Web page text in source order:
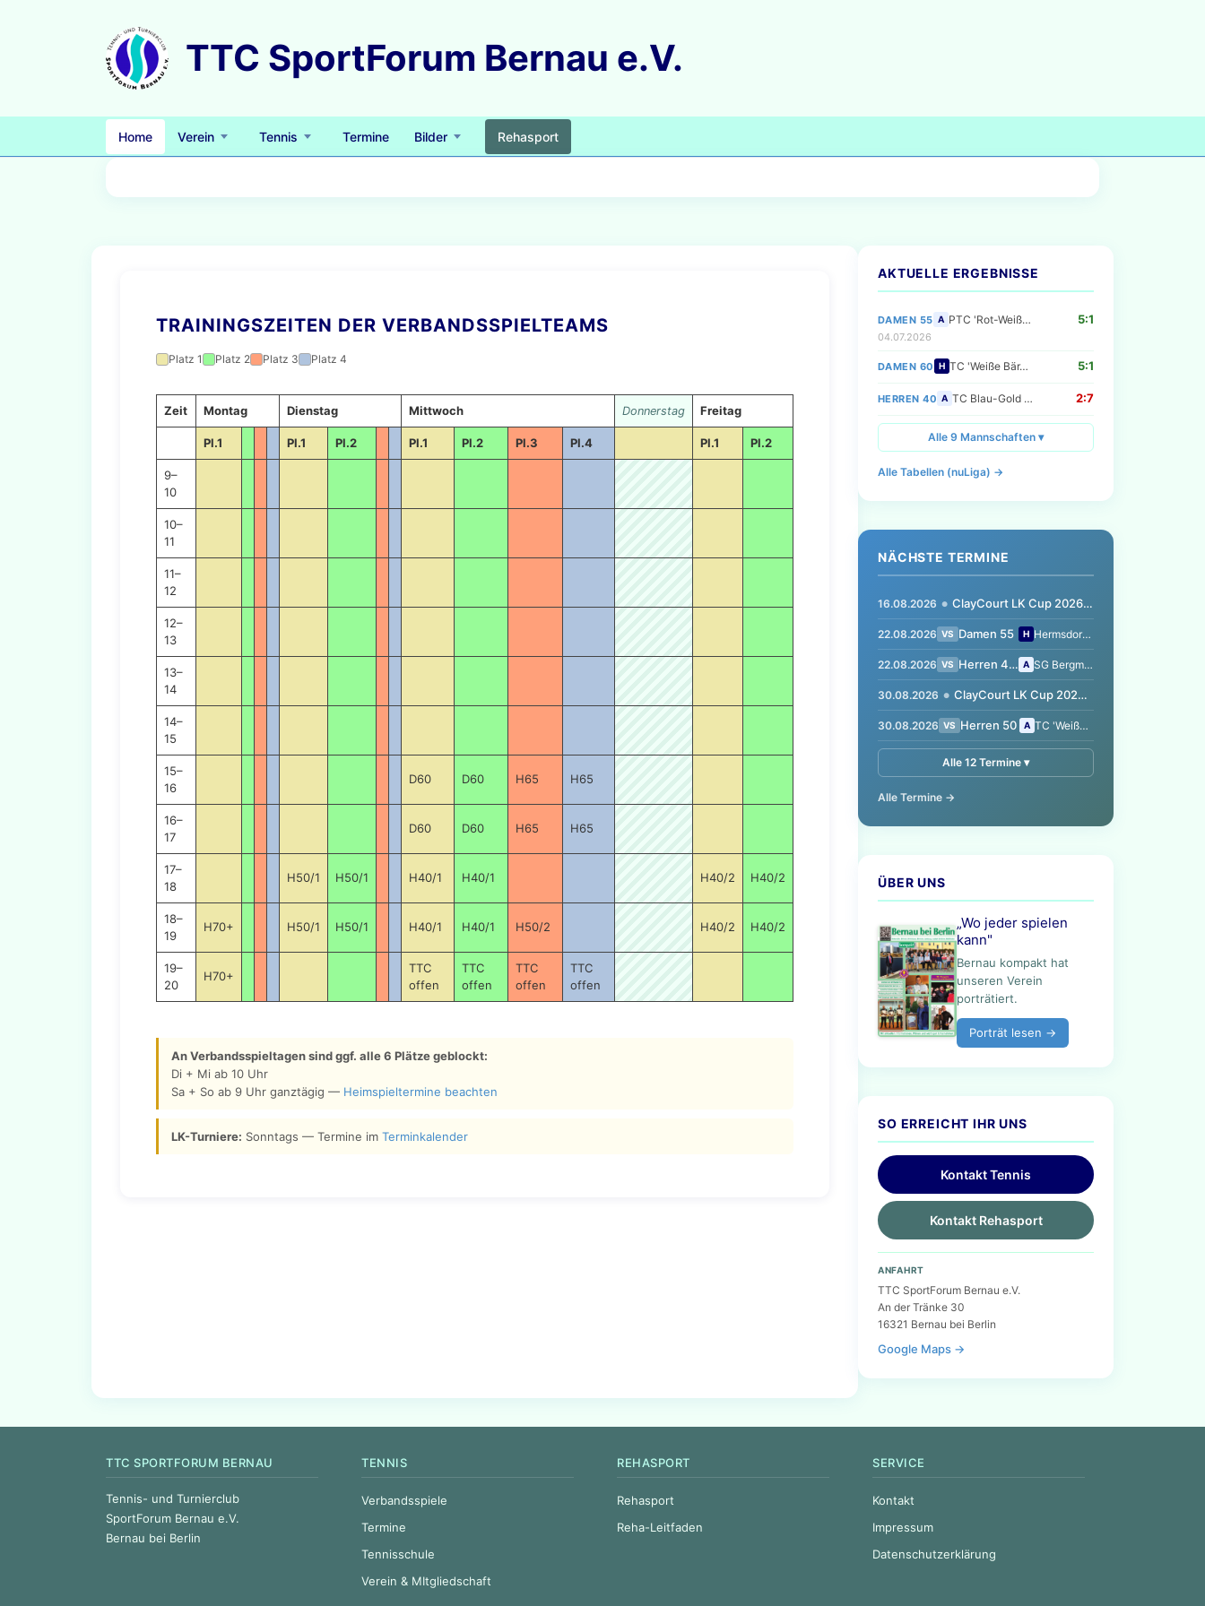
Home Verein Tennis Termine Bilder Rehasport
TRAININGSZEITEN DER VERBANDSSPIELTEAMS
Platz 1 Platz 2 Platz 3 Platz 4
Zeit Montag Dienstag Mittwoch Donnerstag Freitag
Pl.1 Pl.1 Pl.2 Pl.1 Pl.2 Pl.3 Pl.4 Pl.1 Pl.2
9–
10
10–
11
11–
12
12–
13
13–
14
14–
15
15–
16
D60 D60 H65 H65
16–
17
D60 D60 H65 H65
17–
18
H50/1 H50/1 H40/1 H40/1 H40/2 H40/2
18–
19
H70+ H50/1 H50/1 H40/1 H40/1 H50/2 H40/2 H40/2
19–
20
H70+
TTC
offen
TTC
offen
TTC
offen
TTC
offen
An Verbandsspieltagen sind ggf. alle 6 Plätze geblockt:
Di + Mi ab 10 Uhr
Sa + So ab 9 Uhr ganztägig — Heimspieltermine beachten
LK-Turniere: Sonntags — Termine im Terminkalender
AKTUELLE ERGEBNISSE
DAMEN 55 A PTC 'Rot-Weiß… 5:1
04.07.2026
DAMEN 60 H TC 'Weiße Bär… 5:1
HERREN 40 A TC Blau-Gold … 2:7
Alle 9 Mannschaften ▾
Alle Tabellen (nuLiga) →
NÄCHSTE TERMINE
16.08.2026 ● ClayCourt LK Cup 2026 im Sportforum Bernau 8.0
22.08.2026 VS Damen 55 H Hermsdorfer S…
22.08.2026 VS Herren 40 II A SG Bergmann-B…
30.08.2026 ● ClayCourt LK Cup 2026 im Sportforum Bernau 9.0 !!! MIXED !!!
30.08.2026 VS Herren 50 A TC 'Weiße Bär…
Alle 12 Termine ▾
Alle Termine →
ÜBER UNS
„Wo jeder spielen
kann"
Bernau kompakt hat
unseren Verein
porträtiert.
Porträt lesen →
SO ERREICHT IHR UNS
Kontakt Tennis
Kontakt Rehasport
ANFAHRT
TTC SportForum Bernau e.V.
An der Tränke 30
16321 Bernau bei Berlin
Google Maps →
TTC SPORTFORUM BERNAU
Tennis- und Turnierclub
SportForum Bernau e.V.
Bernau bei Berlin
TENNIS
Verbandsspiele
Termine
Tennisschule
Verein & MItgliedschaft
REHASPORT
Rehasport
Reha-Leitfaden
SERVICE
Kontakt
Impressum
Datenschutzerklärung